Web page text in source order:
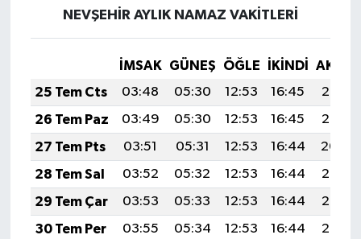
NEVŞEHİR AYLIK NAMAZ VAKITLERI
İMSAK GÜNEŞ ÖĞLE İKINDI
25 Tem Cts
03:48 05:30 12:53 16:45
20:06
26 Tem Paz
03:49 05:30 12:53 16:45
20:05
27 Tem Pts
03:51 05:31 12:53 16:44
20:04
28 Tem Sal
03:52 05:32 12:53 16:44
20:03
29 Tem Çar
03:53 05:33 12:53 16:44
20:02
30 Tem Per
03:55 05:34 12:53 16:44
20:02